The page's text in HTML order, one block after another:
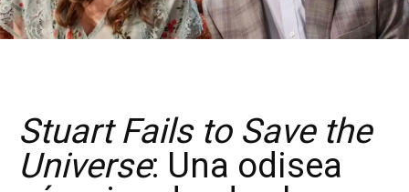
Stuart Fails to Save the
Universe: Una odisea